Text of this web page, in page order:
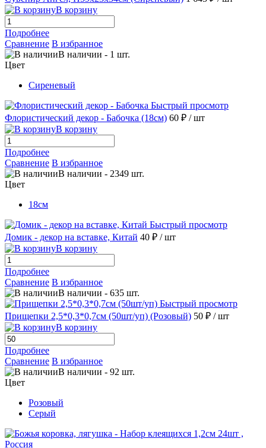
В корзину
Подробнее
Сравнение В избранное
В наличии - 1 шт.
Цвет
Сиреневый
Быстрый просмотр
Флористический декор - Бабочка (18см) 60 ₽ / шт
В корзину
Подробнее
Сравнение В избранное
В наличии - 2349 шт.
Цвет
18см
Быстрый просмотр
Домик - декор на вставке, Китай 40 ₽ / шт
В корзину
Подробнее
Сравнение В избранное
В наличии - 635 шт.
Быстрый просмотр
Прищепки 2,5*0,3*0,7см (50шт/уп) (Розовый) 50 ₽ / шт
В корзину
Подробнее
Сравнение В избранное
В наличии - 92 шт.
Цвет
Розовый
Серый